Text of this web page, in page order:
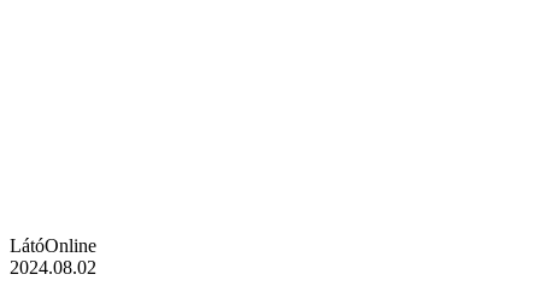
LátóOnline
2024.08.02